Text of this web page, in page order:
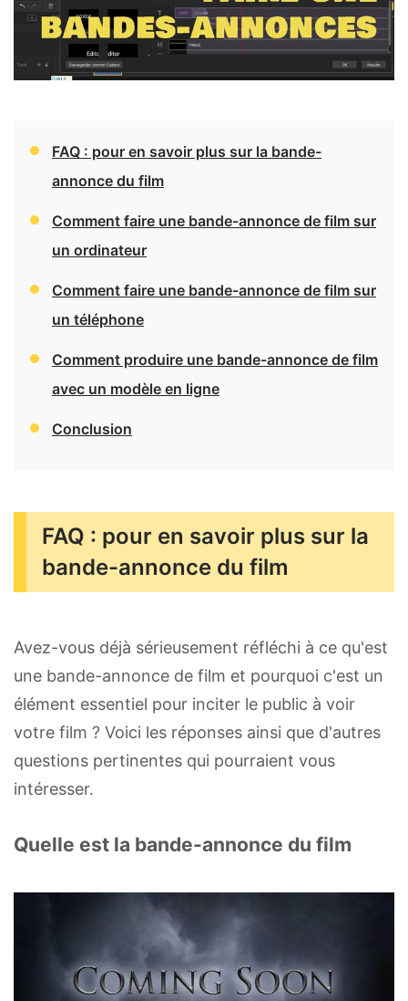
FAQ : pour en savoir plus sur la bande-
annonce du film
Comment faire une bande-annonce de film sur
un ordinateur
Comment faire une bande-annonce de film sur
un téléphone
Comment produire une bande-annonce de film
avec un modèle en ligne
Conclusion
FAQ : pour en savoir plus sur la
bande-annonce du film
Avez-vous déjà sérieusement réfléchi à ce qu'est
une bande-annonce de film et pourquoi c'est un
élément essentiel pour inciter le public à voir
votre film ? Voici les réponses ainsi que d'autres
questions pertinentes qui pourraient vous
intéresser.
Quelle est la bande-annonce du film